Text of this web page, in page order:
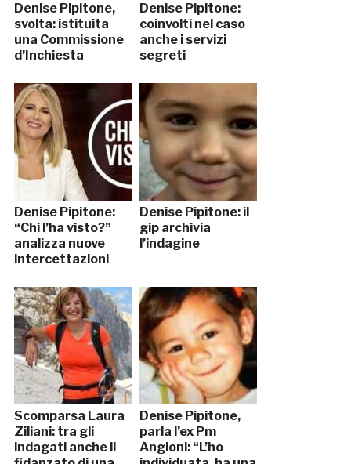
Denise Pipitone,
svolta: istituita
una Commissione
d’Inchiesta
Denise Pipitone:
coinvolti nel caso
anche i servizi
segreti
Denise Pipitone:
“Chi l’ha visto?”
analizza nuove
intercettazioni
Denise Pipitone: il
gip archivia
l’indagine
Scomparsa Laura
Ziliani: tra gli
indagati anche il
Denise Pipitone,
parla l’ex Pm
Angioni: “L’ho